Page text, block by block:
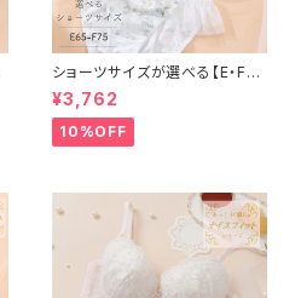
ショーツサイズが選べる【E・F】
セレナーデ ブラ＆ショーツセット
¥3,762
10%OFF